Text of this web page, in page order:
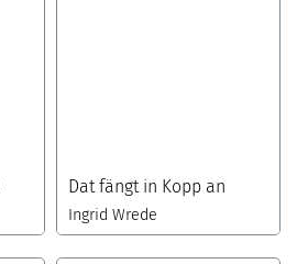
Dat fängt in Kopp an
Ingrid Wrede